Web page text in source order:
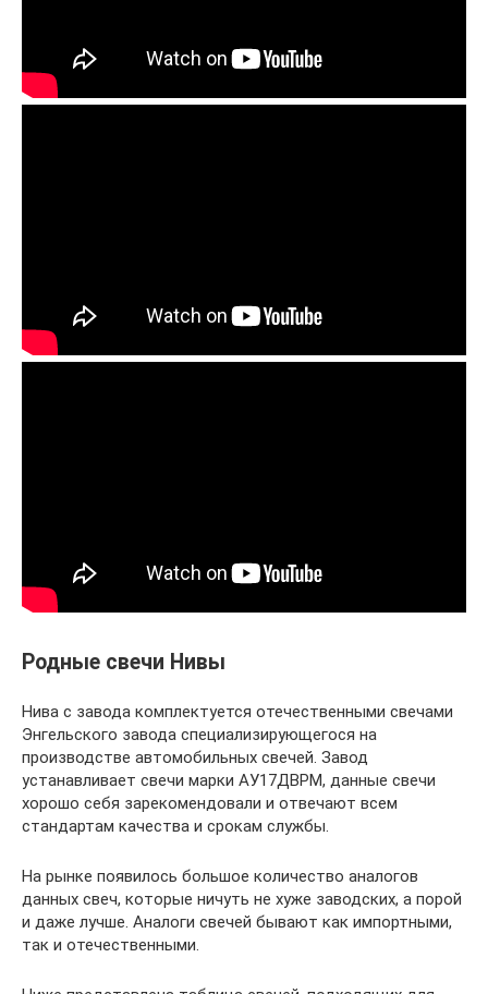
Родные свечи Нивы
Нива с завода комплектуется отечественными свечами
Энгельского завода специализирующегося на
производстве автомобильных свечей. Завод
устанавливает свечи марки АУ17ДВРМ, данные свечи
хорошо себя зарекомендовали и отвечают всем
стандартам качества и срокам службы.
На рынке появилось большое количество аналогов
данных свеч, которые ничуть не хуже заводских, а порой
и даже лучше. Аналоги свечей бывают как импортными,
так и отечественными.